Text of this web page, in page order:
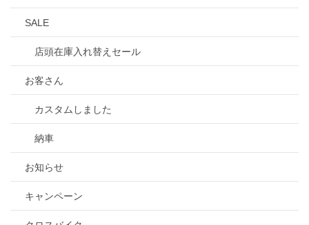
SALE
店頭在庫入れ替えセール
お客さん
カスタムしました
納車
お知らせ
キャンペーン